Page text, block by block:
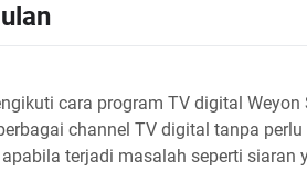
cara program TV digital
channel TV digital tanpa
terjadi masalah seperti